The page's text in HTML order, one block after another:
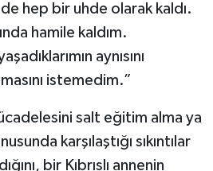
hep bir uhde olarak kaldı.
hamile kaldım.
aynısını
istemedim.”
salt eğitim alma ya
karşılaştığı sıkıntılar
bir Kıbrıslı annenin